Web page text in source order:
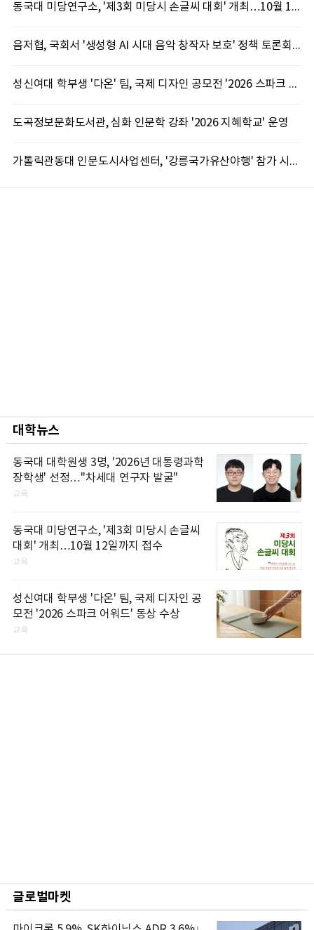
동국대 미당연구소, '제3회 미당시 손글씨 대회' 개최…10월 12일까지 접수
음저협, 국회서 '생성형 AI 시대 음악 창작자 보호' 정책 토론회 10일 개최
성신여대 학부생 '다온' 팀, 국제 디자인 공모전 '2026 스파크 어워드' 동상 수상
도곡정보문화도서관, 심화 인문학 강좌 '2026 지혜학교' 운영
가톨릭관동대 인문도시사업센터, '강릉국가유산야행' 참가 시민 15명 모집
대학뉴스
동국대 대학원생 3명, '2026년 대통령과학
장학생' 선정…"차세대 연구자 발굴"
교육
동국대 미당연구소, '제3회 미당시 손글씨
대회' 개최…10월 12일까지 접수
교육
성신여대 학부생 '다온' 팀, 국제 디자인 공
모전 '2026 스파크 어워드' 동상 수상
교육
글로벌마켓